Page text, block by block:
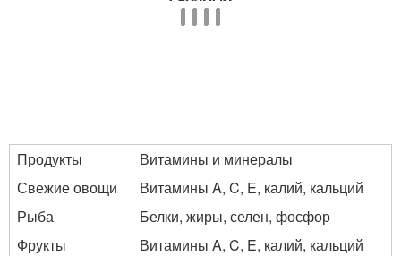
Продукты
Витамины и минералы
Свежие овощи
Витамины A, C, E, калий, кальций
Рыба
Белки, жиры, селен, фосфор
Фрукты
Витамины A, C, E, калий, кальций